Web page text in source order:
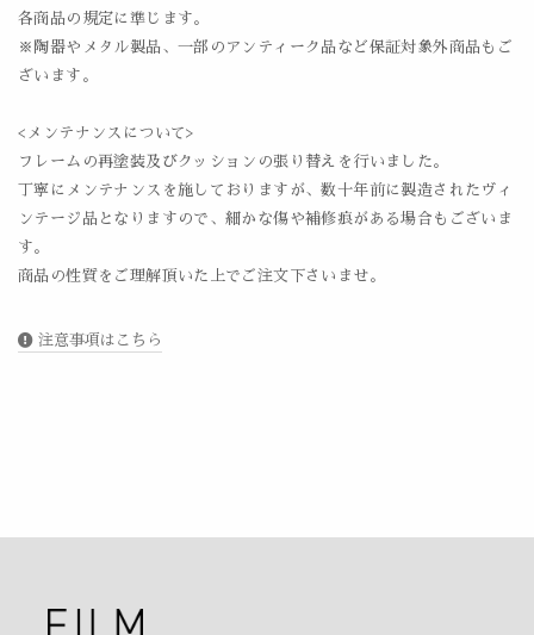
各商品の規定に準じます。
※陶器やメタル製品、一部のアンティーク品など保証対象外商品もご
ざいます。
<メンテナンスについて>
フレームの再塗装及びクッションの張り替えを行いました。
丁寧にメンテナンスを施しておりますが、数十年前に製造されたヴィ
ンテージ品となりますので、細かな傷や補修痕がある場合もございま
す。
商品の性質をご理解頂いた上でご注文下さいませ。
注意事項はこちら